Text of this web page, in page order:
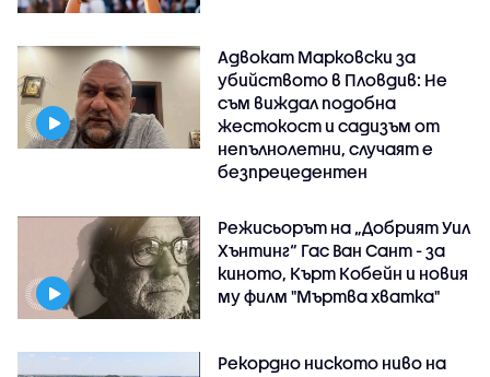
Адвокат Марковски за
убийството в Пловдив: Не
съм виждал подобна
жестокост и садизъм от
непълнолетни, случаят е
безпрецедентен
Режисьорът на „Добрият Уил
Хънтинг“ Гас Ван Сант - за
киното, Кърт Кобейн и новия
му филм "Мъртва хватка"
Рекордно ниското ниво на